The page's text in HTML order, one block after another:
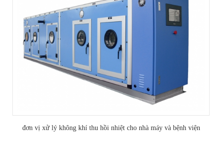
đơn vị xử lý không khí thu hồi nhiệt cho nhà máy và bệnh viện